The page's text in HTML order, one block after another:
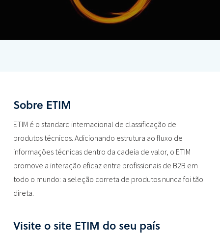
Sobre ETIM
ETIM é o standard internacional de classificação de
produtos técnicos. Adicionando estrutura ao fluxo de
informações técnicas dentro da cadeia de valor, o ETIM
promove a interação eficaz entre profissionais de B2B em
todo o mundo: a seleção correta de produtos nunca foi tão
direta.
Visite o site ETIM do seu país